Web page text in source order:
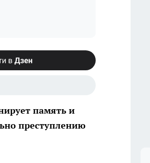
память и
преступлению